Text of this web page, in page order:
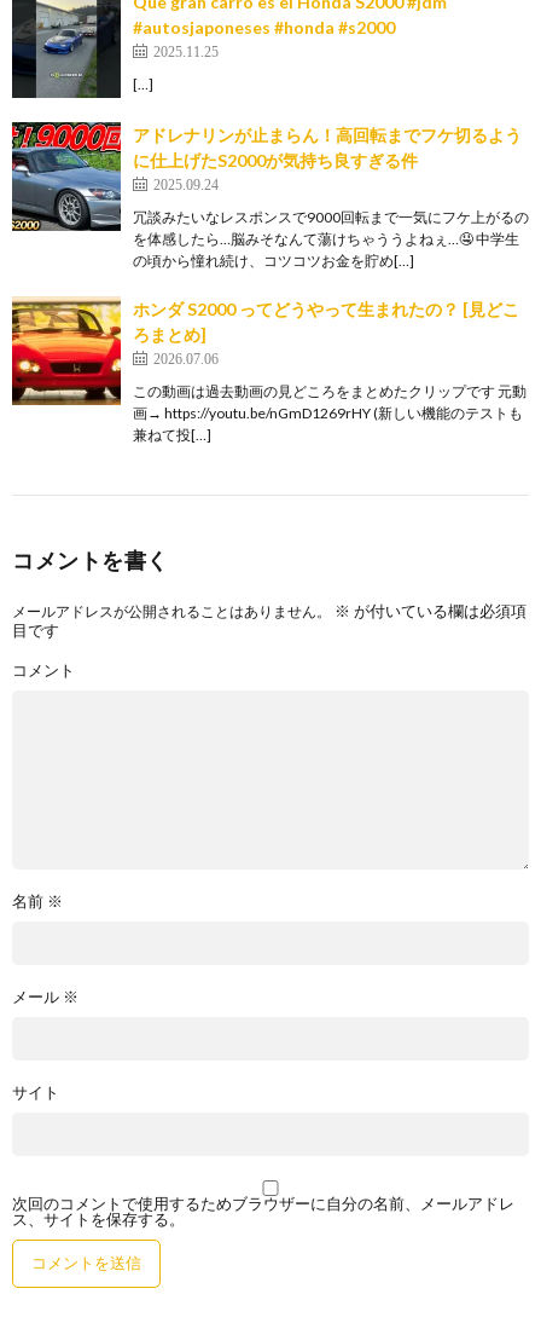
#autosjaponeses #honda #s2000
2025.11.25
[…]
アドレナリンが止まらん！高回転までフケ切るよう
に仕上げたS2000が気持ち良すぎる件
2025.09.24
冗談みたいなレスポンスで9000回転まで一気にフケ上がるの
を体感したら…脳みそなんて蕩けちゃううよねぇ…🤤 中学生
の頃から憧れ続け、コツコツお金を貯め[…]
ホンダ S2000 ってどうやって生まれたの？ [見どこ
ろまとめ]
2026.07.06
この動画は過去動画の見どころをまとめたクリップです 元動
画→ https://youtu.be/nGmD1269rHY (新しい機能のテストも
兼ねて投[…]
コメントを書く
メールアドレスが公開されることはありません。 ※ が付いている欄は必須項
目です
コメント
名前 ※
メール ※
サイト
次回のコメントで使用するためブラウザーに自分の名前、メールアドレ
ス、サイトを保存する。